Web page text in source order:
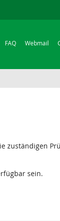
FAQ Webmail
zuständigen
sein.